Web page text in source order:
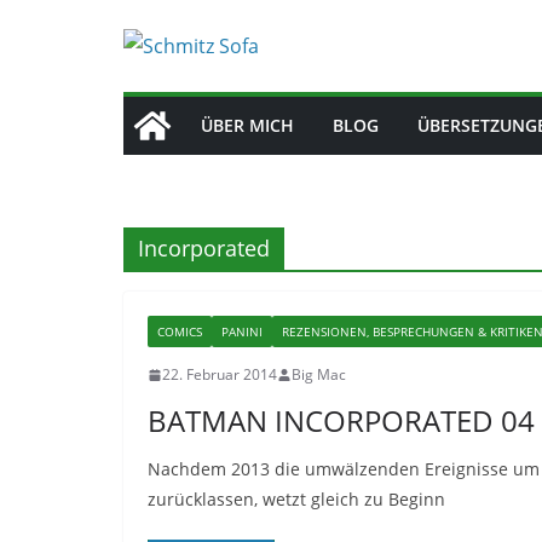
ÜBER MICH BLOG
Incorporated
COMICS PANINI REZENSIONEN, BESPRECHUNGEN & KRITIKEN
22. Februar 2014 Big Mac
BATMAN INCORPORATED
Nachdem 2013 die umwälzenden Ereignisse
zurücklassen, wetzt gleich zu Beginn